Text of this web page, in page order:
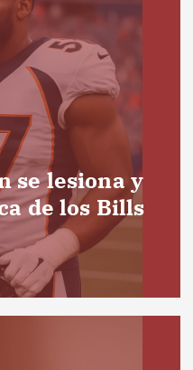
se lesiona y
de los Bills